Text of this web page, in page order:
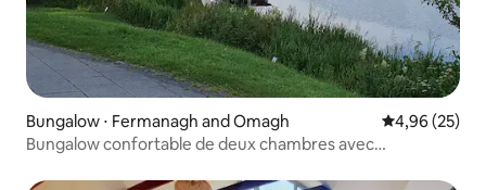
Bungalow ⋅ Fermanagh and Omagh Évaluation
4,96 (25)
Bungalow confortable de deux chambres avec